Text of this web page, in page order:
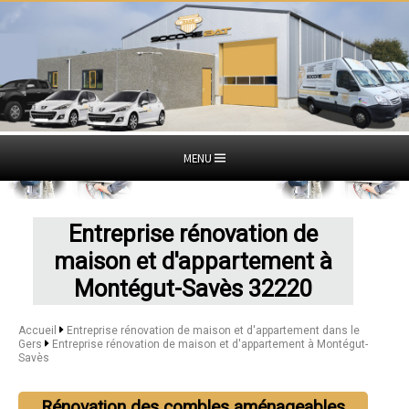
MENU
Entreprise rénovation de
maison et d'appartement à
Montégut-Savès 32220
Accueil
Entreprise rénovation de maison et d'appartement dans le
Gers
Entreprise rénovation de maison et d'appartement à Montégut-
Savès